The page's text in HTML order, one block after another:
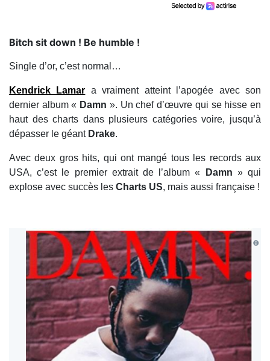
Bitch sit down ! Be humble !
Single d’or, c’est normal…
Kendrick Lamar a vraiment atteint l’apogée avec son
dernier album « Damn ». Un chef d’œuvre qui se hisse en
haut des charts dans plusieurs catégories voire, jusqu’à
dépasser le géant Drake.
Avec deux gros hits, qui ont mangé tous les records aux
USA, c’est le premier extrait de l’album «
Damn » qui
explose avec succès les Charts US, mais aussi française !